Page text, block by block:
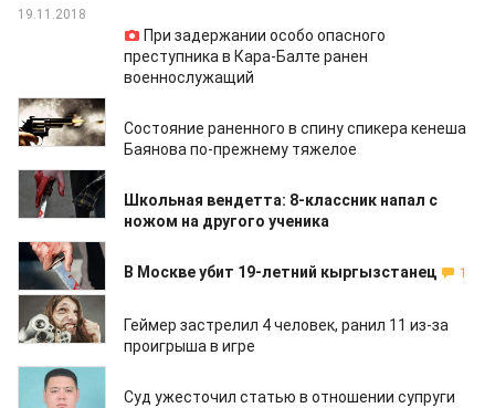
19.11.2018
При задержании особо опасного
преступника в Кара-Балте ранен
военнослужащий
13.11.2018
Состояние раненного в спину спикера кенеша
Баянова по-прежнему тяжелое
01.11.2018
Школьная вендетта: 8-классник напал с
ножом на другого ученика
16.10.2018
В Москве убит 19-летний кыргызстанец
1
27.08.2018
Геймер застрелил 4 человек, ранил 11 из-за
проигрыша в игре
20.07.2018
Суд ужесточил статью в отношении супруги